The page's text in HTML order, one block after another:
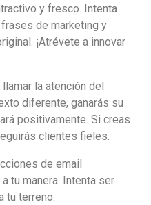
y fresco. Intenta
de marketing y
¡Atrévete a innovar
la atención del
diferente, ganarás su
positivamente. Si creas
clientes fieles.
de email
tu manera. Intenta ser
tu terreno.